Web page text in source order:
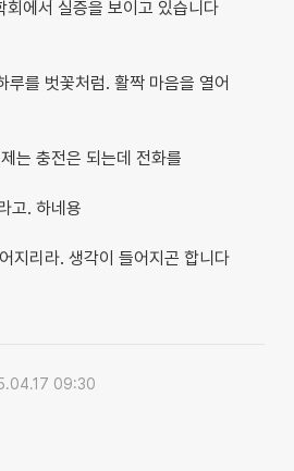
에서 실증을 보이고 있습니다
루를 벗꽃처럼. 활짝 마음을 열어
는 충전은 되는데 전화를
고. 하네용
지리라. 생각이 들어지곤 합니다
09:30